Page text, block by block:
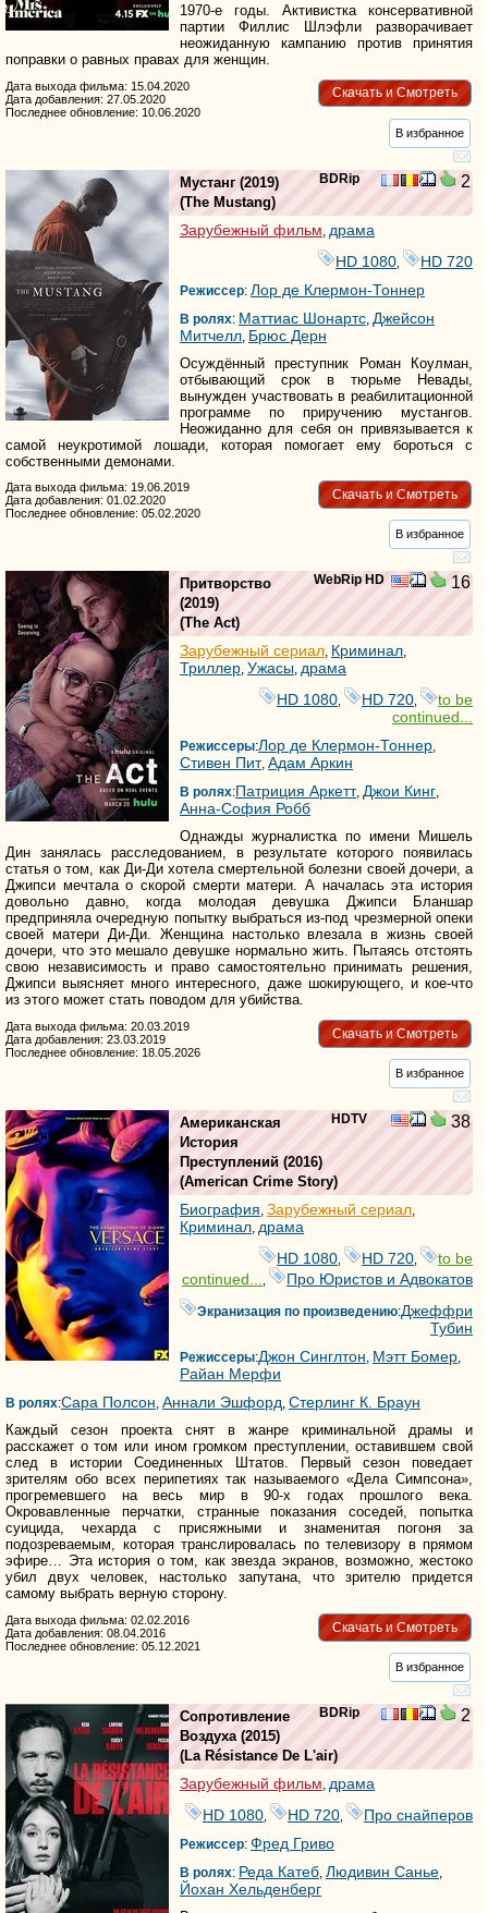
1970-е годы. Активистка консервативной
партии Филлис Шлэфли разворачивает
неожиданную кампанию против принятия
поправки о равных правах для женщин.
Скачать и Смотреть
Дата выхода фильма: 15.04.2020
Дата добавления: 27.05.2020
Последнее обновление: 10.06.2020
В избранное
BDRip 2
Мустанг (2019)
(The Mustang)
Зарубежный фильм драма
HD 1080
HD 720
Режиссер: Лор де Клермон-Тоннер
В ролях: Маттиас Шонартс Джейсон
Митчелл Брюс Дерн
Осуждённый преступник Роман Коулман,
отбывающий срок в тюрьме Невады,
вынужден участвовать в реабилитационной
программе по приручению мустангов.
Неожиданно для себя он привязывается к
самой неукротимой лошади, которая помогает ему бороться с
собственными демонами.
Скачать и Смотреть
Дата выхода фильма: 19.06.2019
Дата добавления: 01.02.2020
Последнее обновление: 05.02.2020
В избранное
WebRip HD 16
Притворство
(2019)
(The Act)
Зарубежный сериал, Криминал,
Триллер, Ужасы, драма
HD 1080, HD 720,
to be
continued...
Режиссеры:Лор де Клермон-Тоннер,
Стивен Пит, Адам Аркин
В ролях:Патриция Аркетт, Джои Кинг,
Анна-София Робб
Однажды журналистка по имени Мишель
Дин занялась расследованием, в результате которого появилась
статья о том, как Ди-Ди хотела смертельной болезни своей дочери, а
Джипси мечтала о скорой смерти матери. А началась эта история
довольно давно, когда молодая девушка Джипси Бланшар
предприняла очередную попытку выбраться из-под чрезмерной опеки
своей матери Ди-Ди. Женщина настолько влезала в жизнь своей
дочери, что это мешало девушке нормально жить. Пытаясь отстоять
свою независимость и право самостоятельно принимать решения,
Джипси выясняет много интересного, даже шокирующего, и кое-что
из этого может стать поводом для убийства.
Скачать и Смотреть
Дата выхода фильма: 20.03.2019
Дата добавления: 23.03.2019
Последнее обновление: 18.05.2026
В избранное
HDTV 38
Американская
История
Преступлений (2016)
(American Crime Story)
Биография, Зарубежный сериал,
Криминал, драма
HD 1080
HD 720
to be
continued...
Про Юристов и Адвокатов
Экранизация по произведению:Джеффри
Тубин
Режиссеры:Джон Синглтон, Мэтт Бомер,
Райан Мерфи
В ролях:Сара Полсон, Аннали Эшфорд, Стерлинг К. Браун
Каждый сезон проекта снят в жанре криминальной драмы и
расскажет о том или ином громком преступлении, оставившем свой
след в истории Соединенных Штатов. Первый сезон поведает
зрителям обо всех перипетиях так называемого «Дела Симпсона»,
прогремевшего на весь мир в 90-х годах прошлого века.
Окровавленные перчатки, странные показания соседей, попытка
суицида, чехарда с присяжными и знаменитая погоня за
подозреваемым, которая транслировалась по телевизору в прямом
эфире… Эта история о том, как звезда экранов, возможно, жестоко
убил двух человек, настолько запутана, что зрителю придется
самому выбрать верную сторону.
Скачать и Смотреть
Дата выхода фильма: 02.02.2016
Дата добавления: 08.04.2016
Последнее обновление: 05.12.2021
В избранное
BDRip 2
Сопротивление
Воздуха(2015)
(La Résistance De L'air)
Зарубежный фильм, драма
HD 1080
HD 720 Про снайперов
Режиссер: Фред Гриво
В ролях: Реда Катеб, Людивин Санье,
Йохан Хельденберг